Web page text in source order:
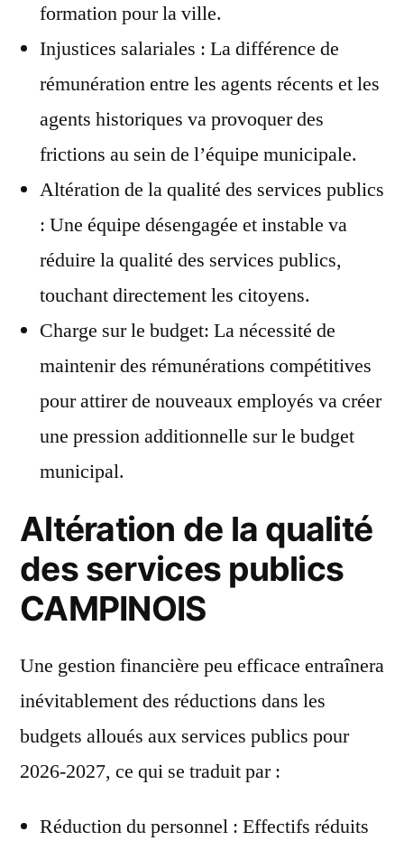
formation pour la ville.
Injustices salariales : La différence de
rémunération entre les agents récents et les
agents historiques va provoquer des
frictions au sein de l’équipe municipale.
Altération de la qualité des services publics
: Une équipe désengagée et instable va
réduire la qualité des services publics,
touchant directement les citoyens.
Charge sur le budget: La nécessité de
maintenir des rémunérations compétitives
pour attirer de nouveaux employés va créer
une pression additionnelle sur le budget
municipal.
Altération de la qualité
des services publics
CAMPINOIS
Une gestion financière peu efficace entraînera
inévitablement des réductions dans les
budgets alloués aux services publics pour
2026-2027, ce qui se traduit par :
Réduction du personnel : Effectifs réduits